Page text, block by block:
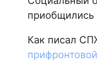
приобщились
Как писал